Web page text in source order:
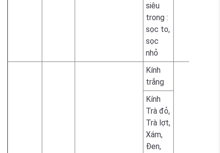
siêu
trong :
sọc to,
sọc
nhỏ
Kính
trắng
Kính
Trà đỏ,
Trà lợt,
Xám,
Đen,